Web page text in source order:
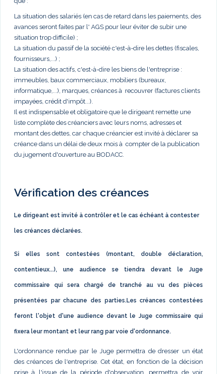
La situation des salariés (en cas de retard dans les paiements, des
avances seront faites par l' AGS pour leur éviter de subir une
situation trop difficile) ;
La situation du passif de la société c'est-à-dire les dettes (fiscales,
fournisseurs,...) ;
La situation des actifs, c'est-à-dire les biens de l'entreprise :
immeubles, baux commerciaux, mobiliers (bureaux,
informatique,...), marques, créances à recouvrer (factures clients
impayées, crédit d'impôt...).
Il est indispensable et obligatoire que le dirigeant remette une
liste complète des créanciers avec leurs noms, adresses et
montant des dettes, car chaque créancier est invité à déclarer sa
créance dans un délai de deux mois à compter de la publication
du jugement d'ouverture au BODACC.
Vérification des créances
Le dirigeant est invité à contrôler et le cas échéant à contester
les créances déclarées.
Si elles sont contestées (montant, double déclaration,
contentieux...), une audience se tiendra devant le Juge
commissaire qui sera chargé de tranché au vu des pièces
présentées par chacune des parties.Les créances contestées
feront l'objet d'une audience devant le Juge commissaire qui
fixera leur montant et leur rang par voie d'ordonnance.
L'ordonnance rendue par le Juge permettra de dresser un état
des créances de l'entreprise. Cet état, en fonction de la décision
prise à l'issue de la période d'observation, permettra de voir